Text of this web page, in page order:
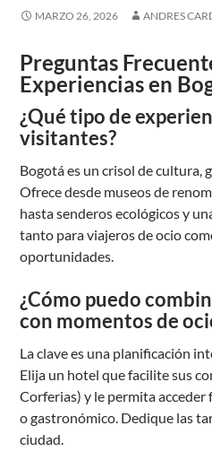
MARZO 26, 2026 ANDRES
Preguntas
Experiencias en
¿Qué tipo de
visitantes?
Bogotá es un crisol de cultura,
Ofrece desde museos de
hasta senderos ecológicos y
tanto para viajeros de ocio
oportunidades.
¿Cómo puedo
con momentos de
La clave es una planificación
Elija un hotel que facilite sus
Corferias) y le permita
o gastronómico. Dedique las
ciudad.